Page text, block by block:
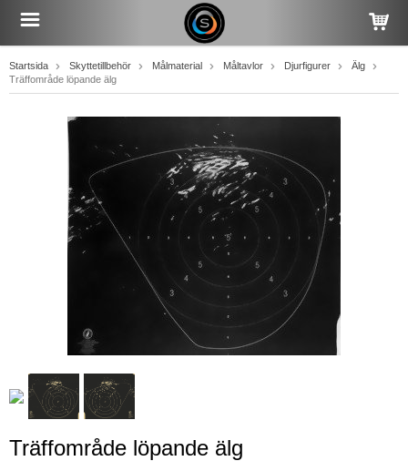
Startsida Skyttetillbehör Målmaterial Måltavlor Djurfigurer
Älg
Träffområde löpande älg
Träffområde löpande älg